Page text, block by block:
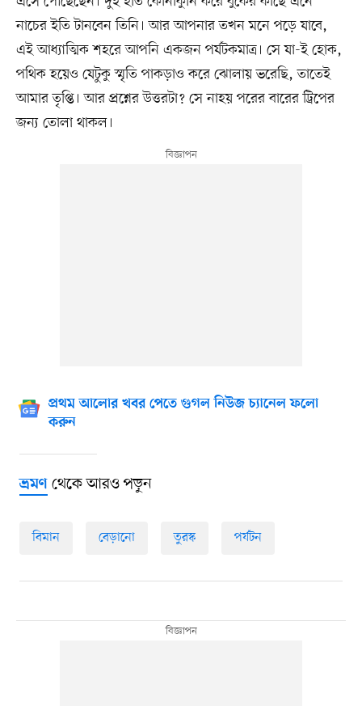
নাচের ইতি টানবেন তিনি। আর আপনার তখন মনে পড়ে যাবে,
এই আধ্যাত্মিক শহরে আপনি একজন পর্যটকমাত্র। সে যা-ই হোক,
পথিক হয়েও যেটুকু স্মৃতি পাকড়াও করে ঝোলায় ভরেছি, তাতেই
আমার তৃপ্তি। আর প্রশ্নের উত্তরটা? সে নাহয় পরের বারের ট্রিপের
জন্য তোলা থাকল।
প্রথম আলোর খবর পেতে গুগল নিউজ চ্যানেল ফলো
করুন
ভ্রমণথেকে আরও পড়ুন
বিমান বেড়ানো তুরস্ক পর্যটন